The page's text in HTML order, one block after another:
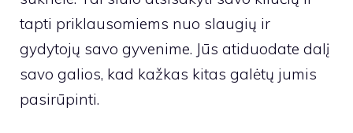
tapti priklausomiems nuo slaugių ir
gydytojų savo gyvenime. Jūs atiduodate dalį
savo galios, kad kažkas kitas galėtų jumis
pasirūpinti.